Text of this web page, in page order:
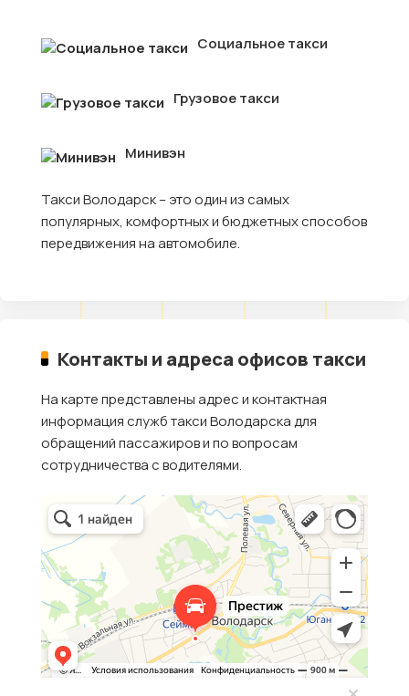
Социальное такси
Грузовое такси
Минивэн
Такси Володарск – это один из самых
популярных, комфортных и бюджетных способов
передвижения на автомобиле.
Контакты и адреса офисов такси
На карте представлены адрес и контактная
информация служб такси Володарска для
обращений пассажиров и по вопросам
сотрудничества с водителями.